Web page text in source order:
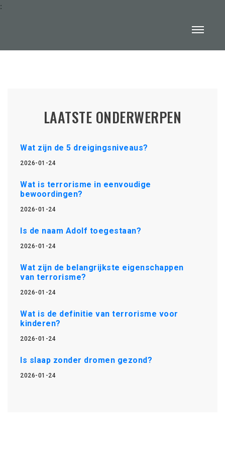
:
LAATSTE ONDERWERPEN
Wat zijn de 5 dreigingsniveaus?
2026-01-24
Wat is terrorisme in eenvoudige
bewoordingen?
2026-01-24
Is de naam Adolf toegestaan?
2026-01-24
Wat zijn de belangrijkste eigenschappen
van terrorisme?
2026-01-24
Wat is de definitie van terrorisme voor
kinderen?
2026-01-24
Is slaap zonder dromen gezond?
2026-01-24